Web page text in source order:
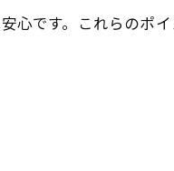
心です。これらのポ